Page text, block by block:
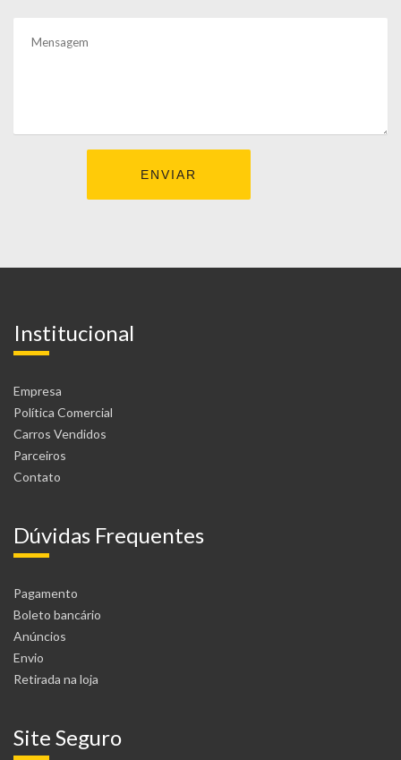
Institucional
Empresa
Política Comercial
Carros Vendidos
Parceiros
Contato
Dúvidas Frequentes
Pagamento
Boleto bancário
Anúncios
Envio
Retirada na loja
Site Seguro